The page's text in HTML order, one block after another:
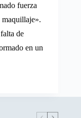
fuerza
maquillaje».
de
en un